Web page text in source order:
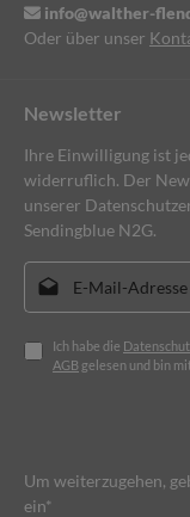
Newsletter
Ihre Einwilligung ist
widerruflich. Der
unserer
Sendingblue N2G.
E-Mail-Adresse*
Ich habe die
AGB gelesen und bin
Um weiterzugehen,
ein*
info@walther-
Oder über unser